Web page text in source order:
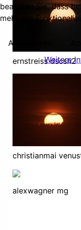
ernstreiss dscsh2
christianmai
alexwagner mg
beachten Sie, dass
mehr alle
Akzeptieren
Weitere